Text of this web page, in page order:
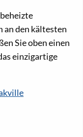
an den kältesten
Sie oben einen
einzigartige